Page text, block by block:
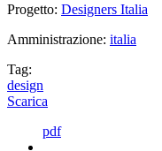
Progetto: Designers Italia
Amministrazione: italia
Tag:
design
Scarica
pdf